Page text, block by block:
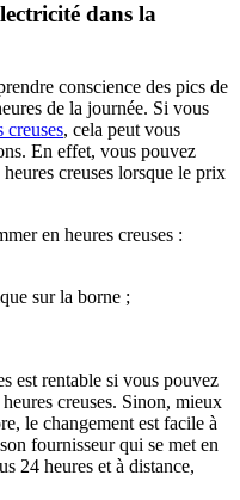
dans la
conscience des pics de
de la journée. Si vous
creuses, cela peut vous
En effet, vous pouvez
creuses lorsque le prix
en heures creuses :
sur la borne ;
est rentable si vous pouvez
creuses. Sinon, mieux
le changement est facile à
fournisseur qui se met en
24 heures et à distance,